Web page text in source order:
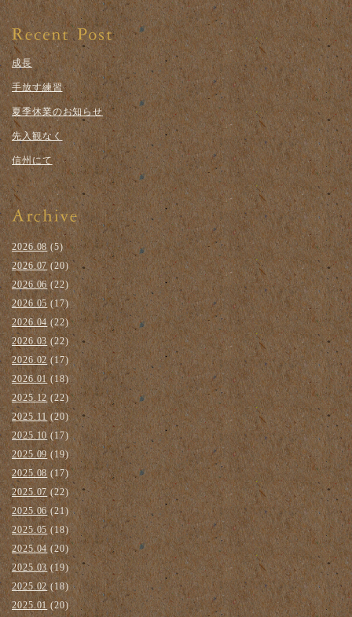
成長
手放す練習
夏季休業のお知らせ
先入観なく
信州にて
2026.08 (5)
2026.07(20)
2026.06(22)
2026.05(17)
2026.04 (22)
2026.03(22)
2026.02(17)
2026.01 (18)
2025.12 (22)
2025.11(20)
2025.10(17)
2025.09(19)
2025.08(17)
2025.07(22)
2025.06(21)
2025.05(18)
2025.04(20)
2025.03 (19)
2025.02(18)
2025.01(20)